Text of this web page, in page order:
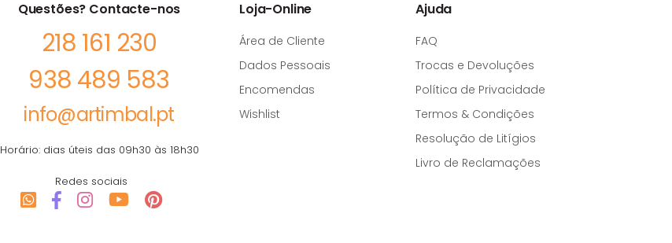
Questões? Contacte-nos
218 161 230
938 489 583
info@artimbal.pt
Horário: dias úteis das 09h30 às 18h30
Redes sociais
Loja-Online
Área de Cliente
Dados Pessoais
Encomendas
Wishlist
Ajuda
FAQ
Trocas e Devoluções
Política de Privacidade
Termos & Condições
Resolução de Litígios
Livro de Reclamações